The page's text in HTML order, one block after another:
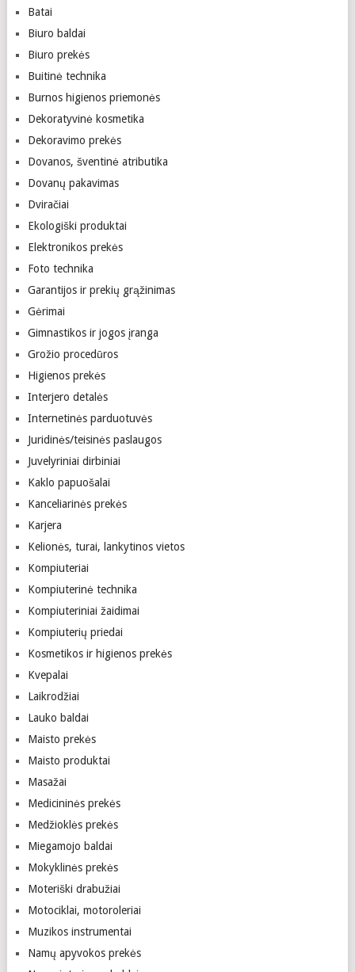
Batai
Biuro baldai
Biuro prekės
Buitinė technika
Burnos higienos priemonės
Dekoratyvinė kosmetika
Dekoravimo prekės
Dovanos, šventinė atributika
Dovanų pakavimas
Dviračiai
Ekologiški produktai
Elektronikos prekės
Foto technika
Garantijos ir prekių grąžinimas
Gėrimai
Gimnastikos ir jogos įranga
Grožio procedūros
Higienos prekės
Interjero detalės
Internetinės parduotuvės
Juridinės/teisinės paslaugos
Juvelyriniai dirbiniai
Kaklo papuošalai
Kanceliarinės prekės
Karjera
Kelionės, turai, lankytinos vietos
Kompiuteriai
Kompiuterinė technika
Kompiuteriniai žaidimai
Kompiuterių priedai
Kosmetikos ir higienos prekės
Kvepalai
Laikrodžiai
Lauko baldai
Maisto prekės
Maisto produktai
Masažai
Medicininės prekės
Medžioklės prekės
Miegamojo baldai
Mokyklinės prekės
Moteriški drabužiai
Motociklai, motoroleriai
Muzikos instrumentai
Namų apyvokos prekės